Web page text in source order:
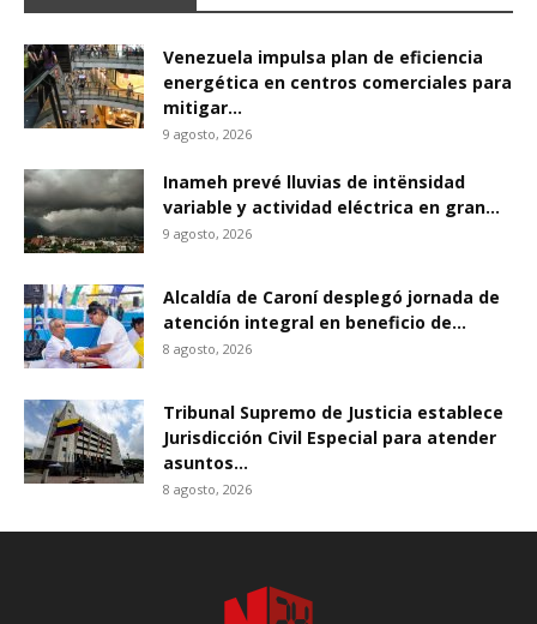
Venezuela impulsa plan de eficiencia
energética en centros comerciales para
mitigar...
9 agosto, 2026
Inameh prevé lluvias de intënsidad
variable y actividad eléctrica en gran...
9 agosto, 2026
Alcaldía de Caroní desplegó jornada de
atención integral en beneficio de...
8 agosto, 2026
Tribunal Supremo de Justicia establece
Jurisdicción Civil Especial para atender
asuntos...
8 agosto, 2026